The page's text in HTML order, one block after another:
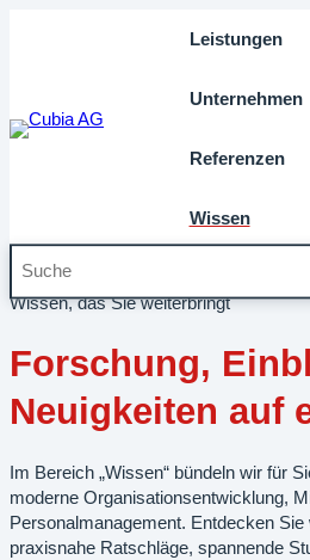
Leistungen
Unternehmen
Referenzen
Wissen
Startseite
Wissen, das Sie weiterbringt
Forschung,
Neuigkeiten auf
Im Bereich „Wissen“ bündeln wir für
moderne Organisationsentwicklung,
Personalmanagement. Entdecken
praxisnahe Ratschläge, spannende